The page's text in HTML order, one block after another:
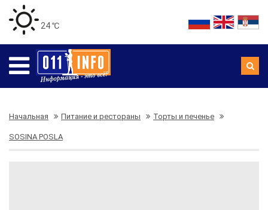
24 ℃
Начальная Питание и рестораны Торты и печенье
SOSINA POSLA